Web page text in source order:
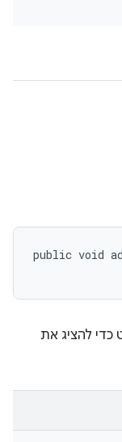
public void
כדי להציג את